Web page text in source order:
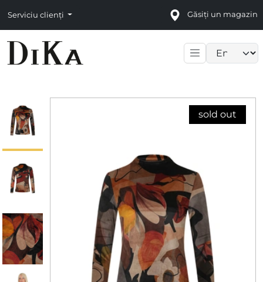
Serviciu clienți Găsiți un magazin
sold out